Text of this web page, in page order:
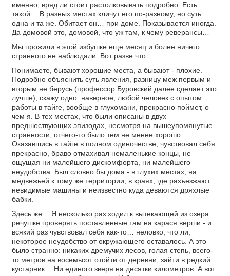
именно, вряд ли стоит растолковывать подробно. Есть
такой… В разных местах кличут его по-разному, но суть
одна и та же. Обитает он… при доме. Показывается иногда.
Да домовой это, домовой, что уж там, к чему реверансы…
Мы прожили в этой избушке еще месяц и более ничего
странного не наблюдали. Вот разве что…
Понимаете, бывают хорошие места, а бывают - плохие.
Подробно объяснить суть явления, разницу меж первым и
вторым не берусь (профессор Буровский далее сделает это
лучше), скажу одно: наверное, любой человек с опытом
работы в тайге, вообще в глухомани, прекрасно поймет, о
чем я. В тех местах, что были описаны в двух
предшествующих эпизодах, несмотря на вышеупомянутые
странности, отчего-то было тем не менее хорошо.
Оказавшись в тайге в полном одиночестве, чувствовал себя
прекрасно, браво отмахивал немаленькие концы, не
ощущая ни малейшего дискомфорта, ни малейшего
неудобства. Был словно бы дома - в глухих местах, на
медвежьей к тому же территории, в краях, где разъезжают
невидимые машины и неизвестно куда деваются дряхлые
бабки.
Здесь же… Я несколько раз ходил к вытекающей из озера
речушке проверять поставленные там на карася верши - и
всякий раз чувствовал себя как-то… неловко, что ли,
некоторое неудобство от окружающего оставалось. А это
было странно: никаких дремучих лесов, голая степь, всего-
то метров на восемьсот отойти от деревни, зайти в редкий
кустарник… Ни единого зверя на десятки километров. А вот